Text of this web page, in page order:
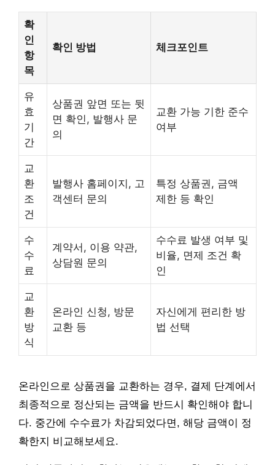
확
인
항
목
확인 방법 체크포인트
유
효
기
간
상품권 앞면 또는 뒷
면 확인, 발행사 문
의
교환 가능 기한 준수
여부
교
환
조
건
발행사 홈페이지, 고
객센터 문의
특정 상품권, 금액
제한 등 확인
수
수
료
계약서, 이용 약관,
상담원 문의
수수료 발생 여부 및
비율, 면제 조건 확
인
교
환
방
식
온라인 신청, 방문
교환 등
자신에게 편리한 방
법 선택
온라인으로 상품권을 교환하는 경우, 결제 단계에서
최종적으로 정산되는 금액을 반드시 확인해야 합니
다. 중간에 수수료가 차감되었다면, 해당 금액이 정
확한지 비교해보세요.